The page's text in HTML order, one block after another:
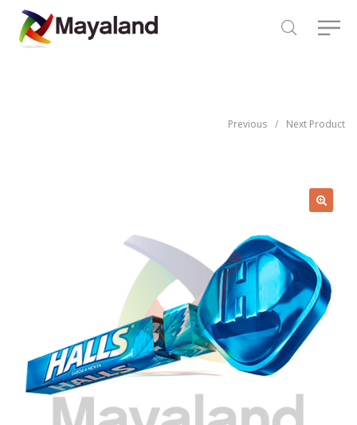
Previous / Next Product